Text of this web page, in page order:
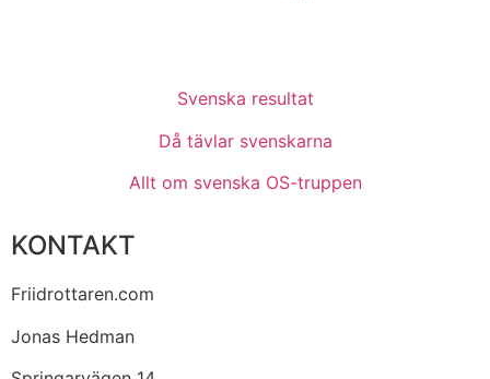
Svenska resultat
Då tävlar svenskarna
Allt om svenska OS-truppen
KONTAKT
Friidrottaren.com
Jonas Hedman